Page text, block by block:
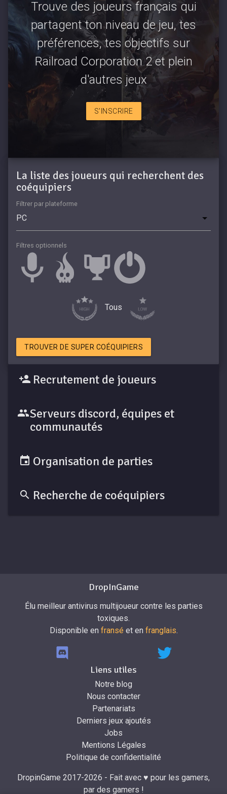
Trouve des joueurs français qui
partagent ton niveau de jeu, tes
préférences, tes objectifs sur
Railroad Corporation 2 et plein
d'autres jeux
S'INSCRIRE
La liste des joueurs qui recherchent des
coéquipiers
Filtrer par plateforme
Filtres optionnels
Tous
TROUVER DE SUPER COÉQUIPIERS
Recrutement de joueurs
Serveurs discord, équipes et
communautés
Organisation de parties
Recherche de coéquipiers
DropInGame
Élu meilleur antivirus multijoueur contre les parties
toxiques.
Disponible en fransé et en franglais.
Liens utiles
Notre blog
Nous contacter
Partenariats
Derniers jeux ajoutés
Jobs
Mentions Légales
Politique de confidentialité
DropinGame 2017-2026 - Fait avec ♥ pour les gamers,
par des gamers !